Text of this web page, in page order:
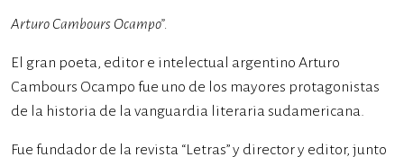
Arturo Cambours Ocampo”.
El gran poeta, editor e intelectual argentino Arturo
Cambours Ocampo fue uno de los mayores protagonistas
de la historia de la vanguardia literaria sudamericana.
Fue fundador de la revista “Letras” y director y editor, junto